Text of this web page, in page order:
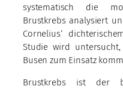
systematisch die
Brustkrebs analysiert
Cornelius‘
Studie wird
Busen zum Einsatz
Brustkrebs ist der